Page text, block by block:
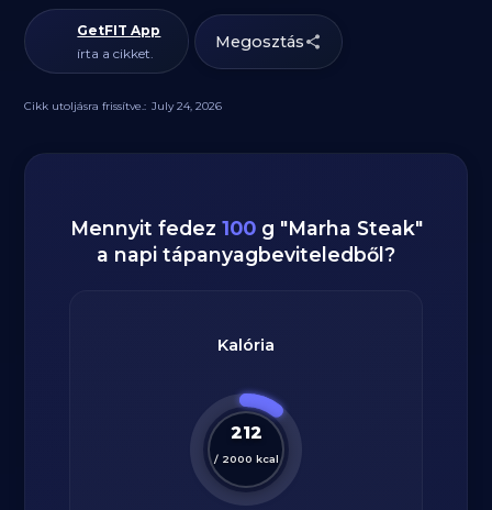
GetFIT App
írta a cikket.
Megosztás
Cikk utoljásra frissítve.: July 24, 2026
Mennyit fedez 100 g "Marha Steak"
a napi tápanyagbeviteledből?
Kalória
212
/ 2000 kcal